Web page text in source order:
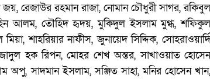
জয়, রেজাউর রহমান রাজা, নোমান চৌধুরী সাগর, রকিবুল
আলম, তৌহিদ হৃদয়, মুকিদুল ইসলাম মুগ্ধ, শফিকুল
শাহরিয়ার নাফীস, জুনায়েদ সিদ্দিক, সোহরাওয়ার্দি
হক রিপন, মোহর শেখ অন্তর, সাখাওয়াত হোসেন
অপু, সাদমান ইসলাম, সঞ্জিত সাহা, মনির হোসেন খান,